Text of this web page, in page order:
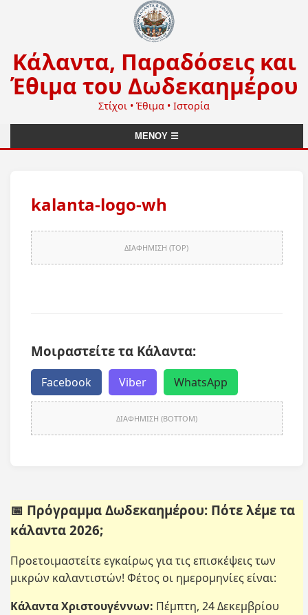
Κάλαντα, Παραδόσεις και
Έθιμα του Δωδεκαημέρου
Στίχοι • Έθιμα • Ιστορία
ΜΕΝΟΥ ☰
kalanta-logo-wh
ΔΙΑΦΗΜΙΣΗ (TOP)
Μοιραστείτε τα Κάλαντα:
Facebook Viber WhatsApp
ΔΙΑΦΗΜΙΣΗ (BOTTOM)
📅 Πρόγραμμα Δωδεκαημέρου: Πότε λέμε τα
κάλαντα 2026;
Προετοιμαστείτε εγκαίρως για τις επισκέψεις των
μικρών καλαντιστών! Φέτος οι ημερομηνίες είναι:
Κάλαντα Χριστουγέννων: Πέμπτη, 24 Δεκεμβρίου